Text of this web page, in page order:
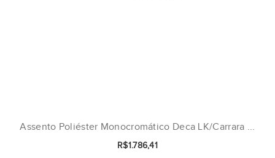
Assento Poliéster Monocromático Deca LK/Carrara ...
R$1.786,41